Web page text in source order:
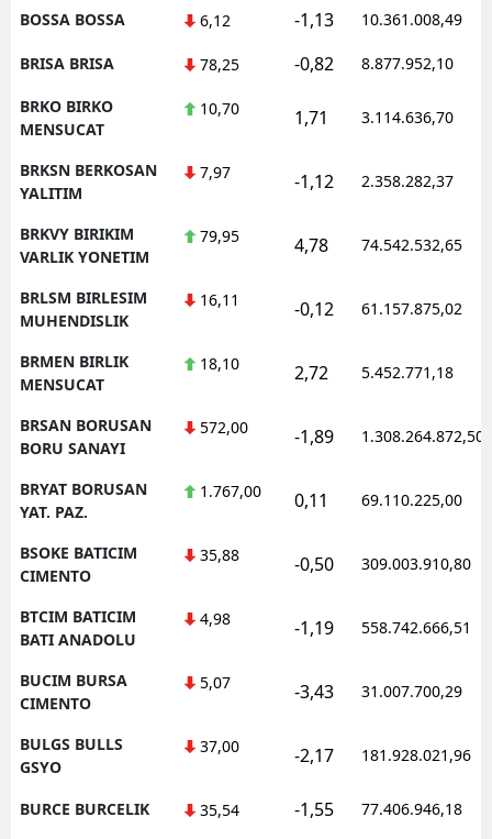
BOSSA BOSSA 6,12 -1,13 10.361.008,49
BRISA BRISA 78,25 -0,82 8.877.952,10
BRKO BIRKO
MENSUCAT
10,70 1,71 3.114.636,70
BRKSN BERKOSAN
YALITIM
7,97 -1,12 2.358.282,37
BRKVY BIRIKIM
VARLIK YONETIM
79,95 4,78 74.542.532,65
BRLSM BIRLESIM
MUHENDISLIK
16,11 -0,12 61.157.875,02
BRMEN BIRLIK
MENSUCAT
18,10 2,72 5.452.771,18
BRSAN BORUSAN
BORU SANAYI
572,00 -1,89 1.308.264.872,50
BRYAT BORUSAN
YAT. PAZ.
1.767,00 0,11 69.110.225,00
BSOKE BATICIM
CIMENTO
35,88 -0,50 309.003.910,80
BTCIM BATICIM
BATI ANADOLU
4,98 -1,19 558.742.666,51
BUCIM BURSA
CIMENTO
5,07 -3,43 31.007.700,29
BULGS BULLS
GSYO
37,00 -2,17 181.928.021,96
BURCE BURCELIK 35,54 -1,55 77.406.946,18